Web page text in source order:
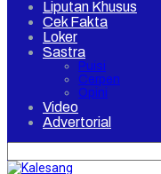
Liputan Khusus
Cek Fakta
Loker
Sastra
Puisi
Cerpen
Opini
Video
Advertorial